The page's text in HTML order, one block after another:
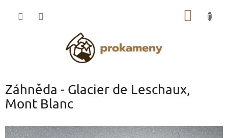
Záhněda - Glacier de Leschaux,
Mont Blanc